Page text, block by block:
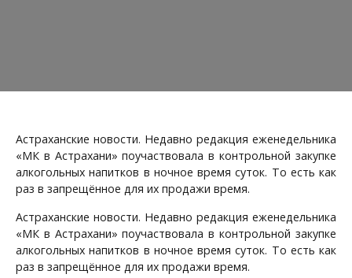
Астраханские новости. Недавно редакция еженедельника
«МК в Астрахани» поучаствовала в контрольной закупке
алкогольных напитков в ночное время суток. То есть как
раз в запрещённое для их продажи время.
Астраханские новости. Недавно редакция еженедельника
«МК в Астрахани» поучаствовала в контрольной закупке
алкогольных напитков в ночное время суток. То есть как
раз в запрещённое для их продажи время.